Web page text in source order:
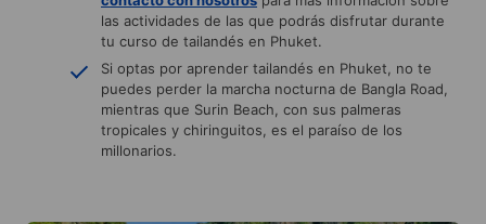
las actividades de las que podrás disfrutar durante
tu curso de tailandés en Phuket.
Si optas por aprender tailandés en Phuket, no te
puedes perder la marcha nocturna de Bangla Road,
mientras que Surin Beach, con sus palmeras
tropicales y chiringuitos, es el paraíso de los
millonarios.